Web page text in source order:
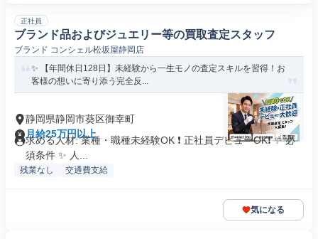
正社員
ブランド品およびジュエリー等の買取査定スタッフ
ブランド コンシェル松坂屋静岡店
✨ 【年間休日128日】未経験から一生モノの査定スキルを習得！お
客様の想いに寄り添う完全反...
静岡県静岡市葵区御幸町
月給25万円以上
求める人材: 業種・職種未経験OK ❗ 正社員デビューOK❗ ✨ 必
須条件 ✨ 人...
残業なし 交通費支給
気になる